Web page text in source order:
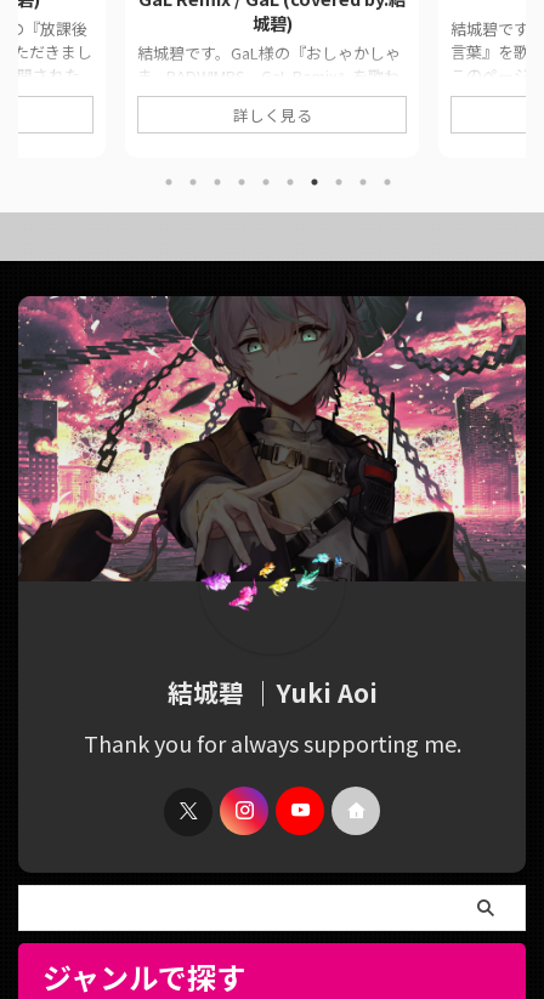
の『放課後
ただきまし
開された
式リンクを
城碧)
結城碧です。GaL様の『おしゃかしゃ
ま - RADWIMPS GaL Remix』を歌わ
せていただきました。 息継ぎを忘れ
てしまいました。 このページでは、
情報 Originalおしゃかしゃま -
RADWIMPS GaL Remix / GaL様Vocal
ゃかしゃま - RADWIMPS GaL Remix
https://twitter.com ...
詳しく見る
結城碧です
言葉』を歌
このページ
みた動画の
https://
https://
結城碧 ｜Yuki Aoi
Thank you for always supporting me.
ジャンルで探す